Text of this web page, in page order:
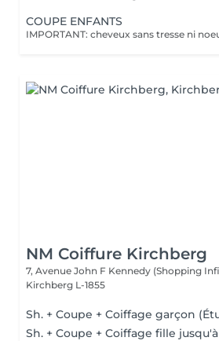
COUPE ENFANTS
NM Coiffure Kirchberg
7, Avenue John F Kennedy (Shopping
Kirchberg L-1855
Sh. + Coupe + Coiffage garçon
Sh. + Coupe + Coiffage fille jusqu'à